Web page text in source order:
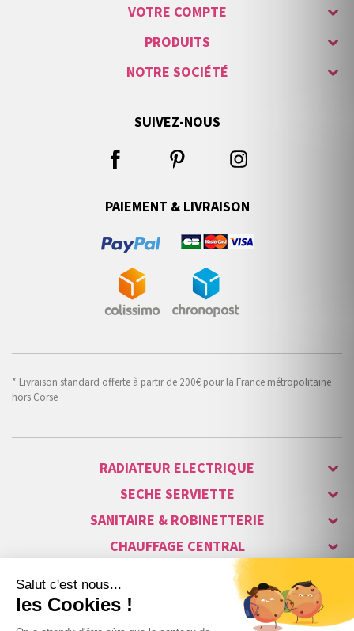
VOTRE COMPTE
PRODUITS
NOTRE SOCIÉTÉ
SUIVEZ-NOUS
PAIEMENT & LIVRAISON
* Livraison standard offerte à partir de 200€ pour la France métropolitaine
hors Corse
RADIATEUR ELECTRIQUE
SECHE SERVIETTE
SANITAIRE & ROBINETTERIE
CHAUFFAGE CENTRAL
ALARME & SÉCURITÉ
MAISON CONNECTÉE
VISIOPHONE & INTERPHONE